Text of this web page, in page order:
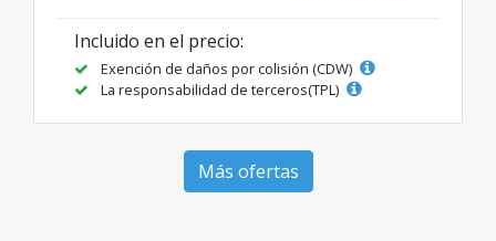
Incluido en el precio:
Exención de daños por colisión (CDW)
La responsabilidad de terceros(TPL)
Más ofertas